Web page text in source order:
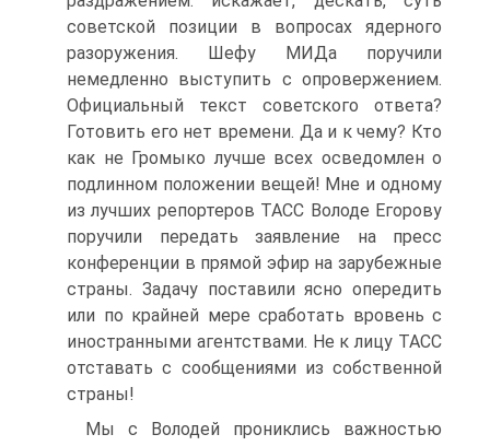
советской позиции в вопросах ядерного
разоружения. Шефу МИДа поручили
немедленно выступить с опровержением.
Официальный текст советского ответа?
Готовить его нет времени. Да и к чему? Кто
как не Громыко лучше всех осведомлен о
подлинном положении вещей! Мне и одному
из лучших репортеров ТАСС Володе Егорову
поручили передать заявление на пресс
конференции в прямой эфир на зарубежные
страны. Задачу поставили ясно опередить
или по крайней мере сработать вровень с
иностранными агентствами. Не к лицу ТАСС
отставать с сообщениями из собственной
страны!
Мы с Володей прониклись важностью